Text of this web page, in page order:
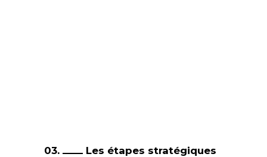
03. Les étapes stratégiques